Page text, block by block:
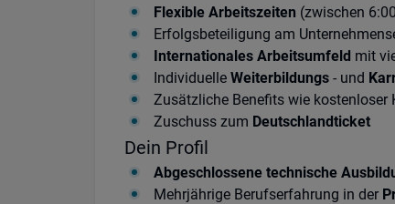
Flexible Arbeitszeiten (zwischen
Erfolgsbeteiligung am
Internationales Arbeitsumfeld mit
Individuelle Weiterbildungs - und
Zusätzliche Benefits wie kostenloser
Zuschuss zum Deutschlandticket
Dein Profil
Abgeschlossene technische
Mehrjährige Berufserfahrung in der